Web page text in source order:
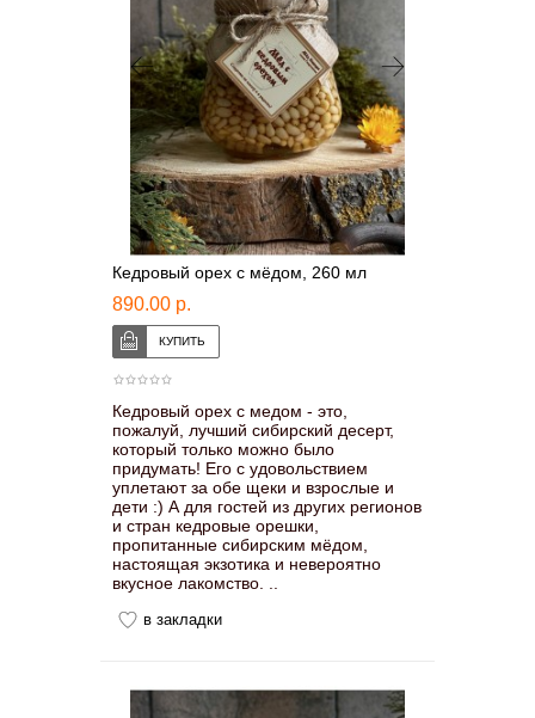
Кедровый орех с мёдом, 260 мл
890.00 р.
Кедровый орех с медом - это,
пожалуй, лучший сибирский десерт,
который только можно было
придумать! Его с удовольствием
уплетают за обе щеки и взрослые и
дети :) А для гостей из других регионов
и стран кедровые орешки,
пропитанные сибирским мёдом,
настоящая экзотика и невероятно
вкусное лакомство. ..
в закладки